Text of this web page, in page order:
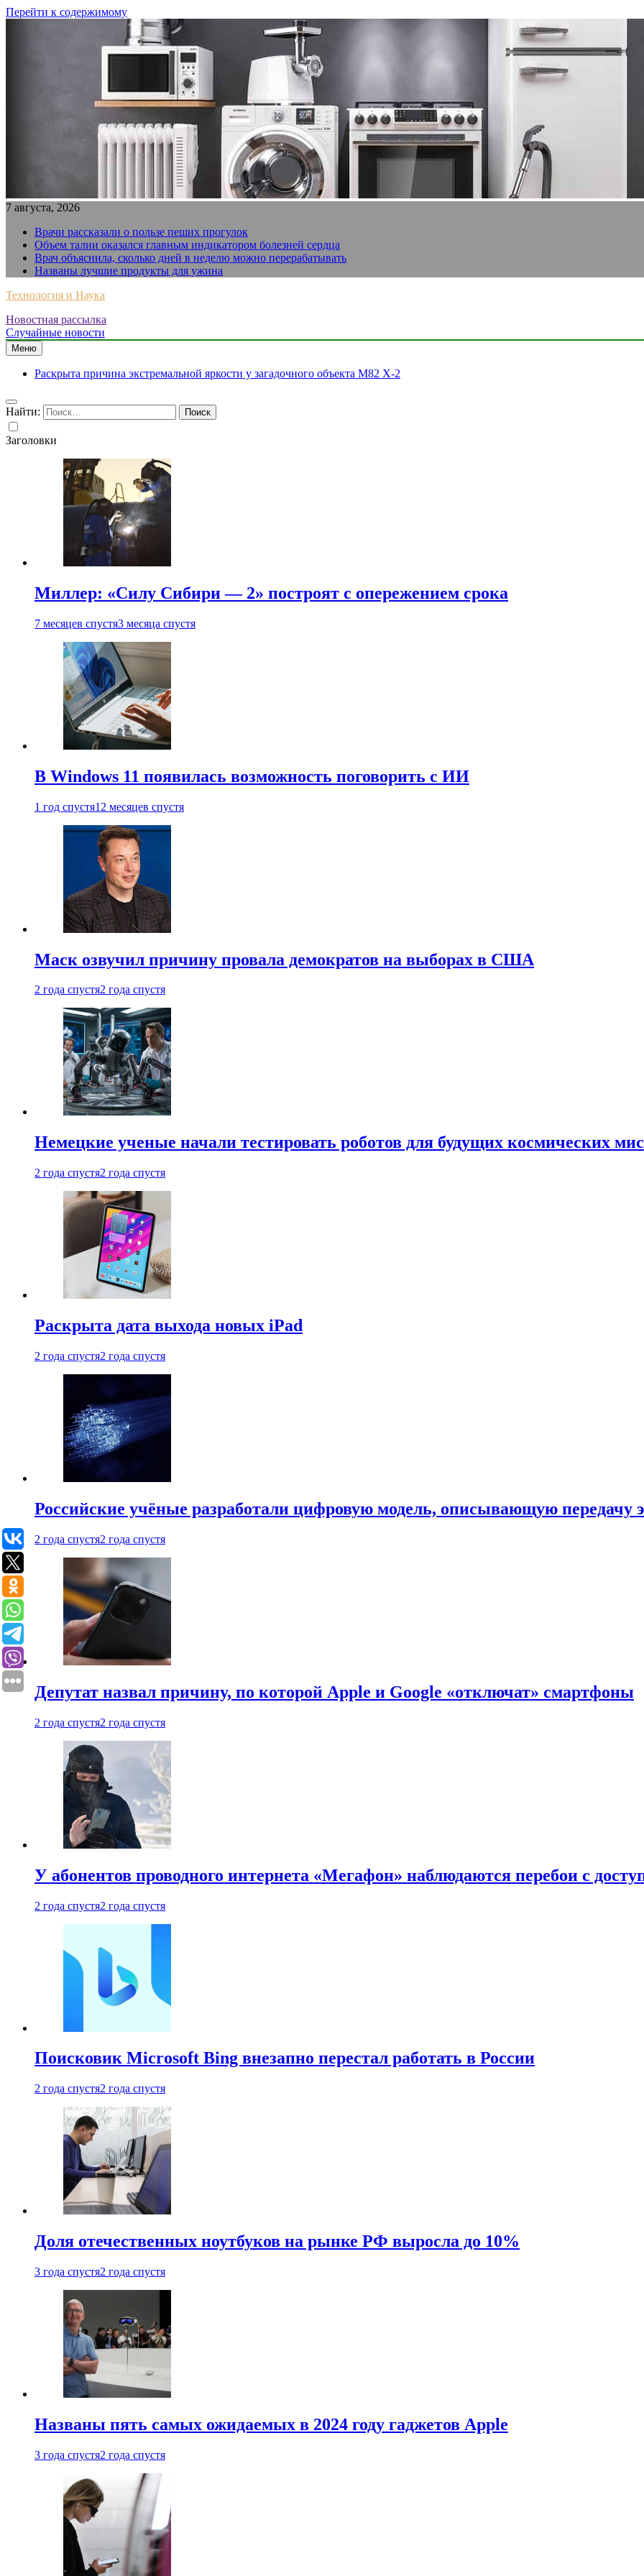
Перейти к содержимому
7 августа, 2026
Врачи рассказали о пользе пеших прогулок
Объем талии оказался главным индикатором болезней сердца
Врач объяснила, сколько дней в неделю можно перерабатывать
Названы лучшие продукты для ужина
Технология и Наука
Новостная рассылка
Случайные новости
Меню
Раскрыта причина экстремальной яркости у загадочного объекта M82 X-2
Найти:
Заголовки
Миллер: «Силу Сибири — 2» построят с опережением срока
7 месяцев спустя3 месяца спустя
В Windows 11 появилась возможность поговорить с ИИ
1 год спустя12 месяцев спустя
Маск озвучил причину провала демократов на выборах в США
2 года спустя2 года спустя
Немецкие ученые начали тестировать роботов для будущих космических
2 года спустя2 года спустя
Раскрыта дата выхода новых iPad
2 года спустя2 года спустя
Российские учёные разработали цифровую модель, описывающую передачу
2 года спустя2 года спустя
Депутат назвал причину, по которой Apple и Google «отключат» смартфоны
2 года спустя2 года спустя
У абонентов проводного интернета «Мегафон» наблюдаются перебои с
2 года спустя2 года спустя
Поисковик Microsoft Bing внезапно перестал работать в России
2 года спустя2 года спустя
Доля отечественных ноутбуков на рынке РФ выросла до 10%
3 года спустя2 года спустя
Названы пять самых ожидаемых в 2024 году гаджетов Apple
3 года спустя2 года спустя